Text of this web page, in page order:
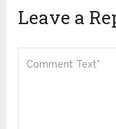
Leave a